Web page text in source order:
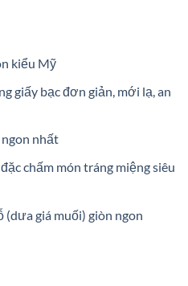
kiểu Mỹ
giấy bạc đơn giản, mới lạ, an
ngon nhất
chấm món tráng miệng siêu
(dưa giá muối) giòn ngon